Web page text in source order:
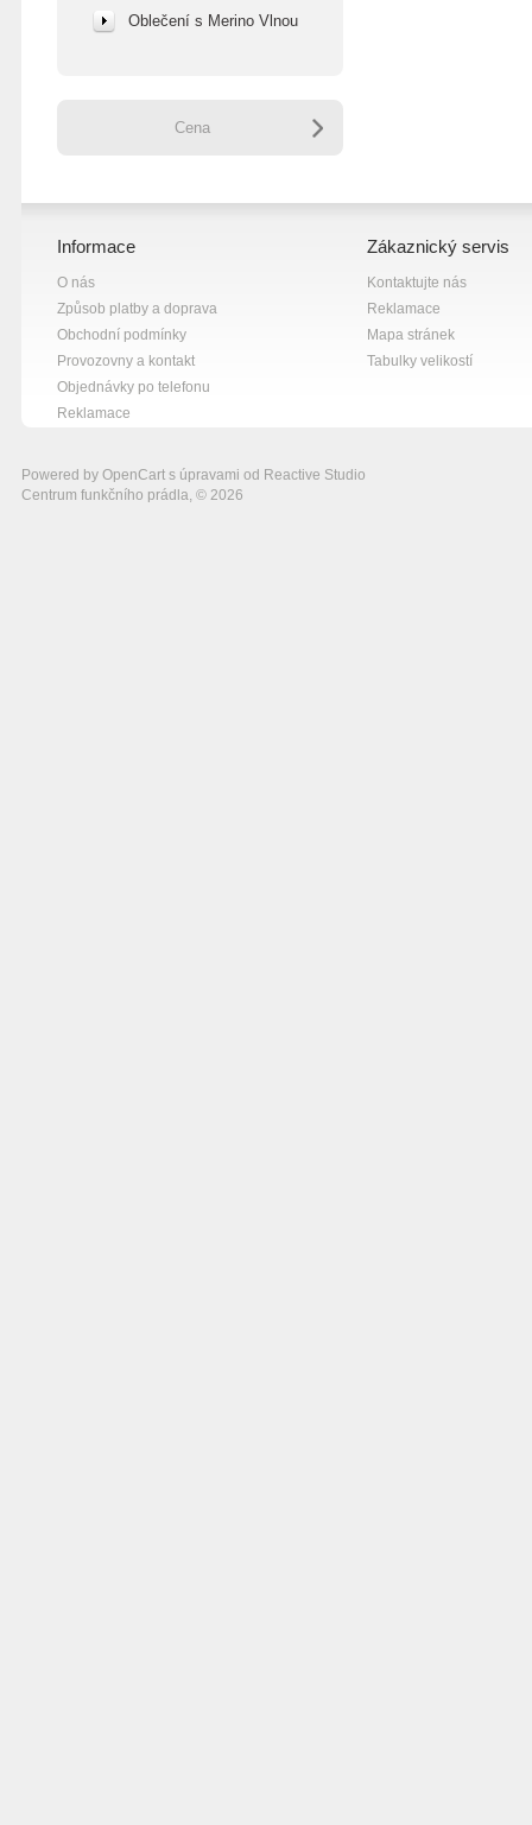
Oblečení s Merino Vlnou
Cena
Informace
O nás
Způsob platby a doprava
Obchodní podmínky
Provozovny a kontakt
Objednávky po telefonu
Reklamace
Zákaznický servis
Kontaktujte nás
Reklamace
Mapa stránek
Tabulky velikostí
Powered by OpenCart s úpravami od Reactive Studio
Centrum funkčního prádla, © 2026